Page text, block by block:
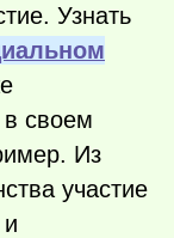
Узнать
в своем
Из
участие